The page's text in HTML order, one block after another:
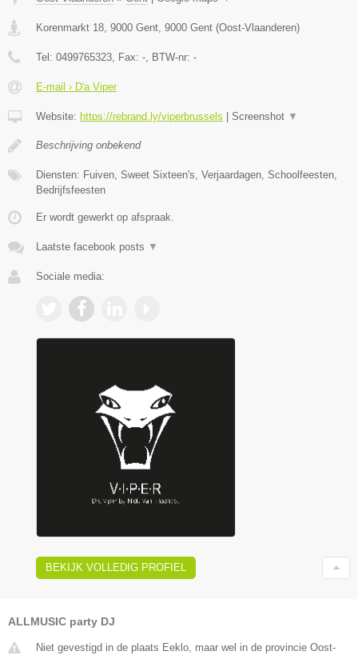
Korenmarkt 18, 9000 Gent, 9000 Gent (Oost-Vlaanderen)
Tel: 0499765323, Fax: -, BTW-nr: -
E-mail › D'a Viper
Website: https://rebrand.ly/viperbrussels Screenshot ▼
Beschrijving onbekend
Diensten: Fuiven, Sweet Sixteen's, Verjaardagen, Schoolfeesten,
Bedrijfsfeesten
Er wordt gewerkt op afspraak.
Laatste facebook posts ▼
Sociale media:
BEKIJK VOLLEDIG PROFIEL
ALLMUSIC party DJ
Niet gevestigd in de plaats Eeklo, maar wel in de provincie Oost-